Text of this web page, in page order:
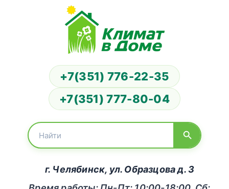
+7(351) 776-22-35
+7(351) 777-80-04
г. Челябинск, ул. Образцова д. 3